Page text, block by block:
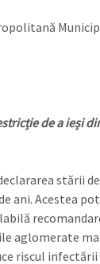
de a ieși
stării
ani. Acestea
aglomerate
riscul infectării